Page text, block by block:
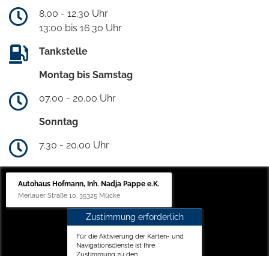
8.00 - 12.30 Uhr
13:00 bis 16:30 Uhr
Tankstelle
Montag bis Samstag
07.00 - 20.00 Uhr
Sonntag
7.30 - 20.00 Uhr
Autohaus Hofmann, Inh. Nadja Pappe e.K.
Merlauer Straße 10, 35325 Mücke
Zustimmung erforderlich
Für die Aktivierung der Karten- und
Navigationsdienste ist Ihre
Zustimmung zu den